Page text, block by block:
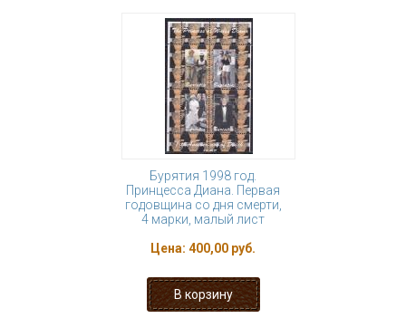
Бурятия 1998 год.
Принцесса Диана. Первая
годовщина со дня смерти,
4 марки, малый лист
Цена: 400,00 руб.